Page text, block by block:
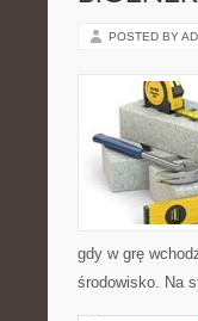
POSTED BY
gdy w grę
środowisko. Na